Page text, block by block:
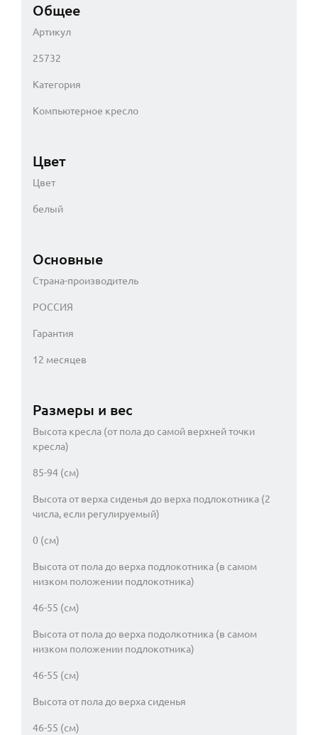
Общее
Артикул
25732
Категория
Компьютерное кресло
Цвет
Цвет
белый
Основные
Страна-производитель
РОССИЯ
Гарантия
12 месяцев
Размеры и вес
Высота кресла (от пола до самой верхней точки
кресла)
85-94 (см)
Высота от верха сиденья до верха подлокотника (2
числа, если регулируемый)
0 (см)
Высота от пола до верха подлокотника (в самом
низком положении подлокотника)
46-55 (см)
Высота от пола до верха подолкотника (в самом
низком положении подлокотника)
46-55 (см)
Высота от пола до верха сиденья
46-55 (см)